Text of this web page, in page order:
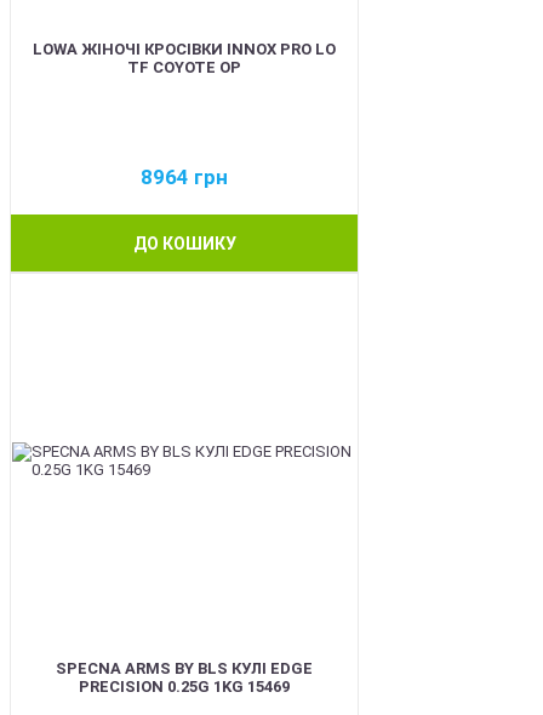
LOWA ЖІНОЧІ КРОСІВКИ INNOX PRO LO
TF COYOTE OP
8964 грн
ДО КОШИКУ
SPECNA ARMS BY BLS КУЛІ EDGE
PRECISION 0.25G 1KG 15469